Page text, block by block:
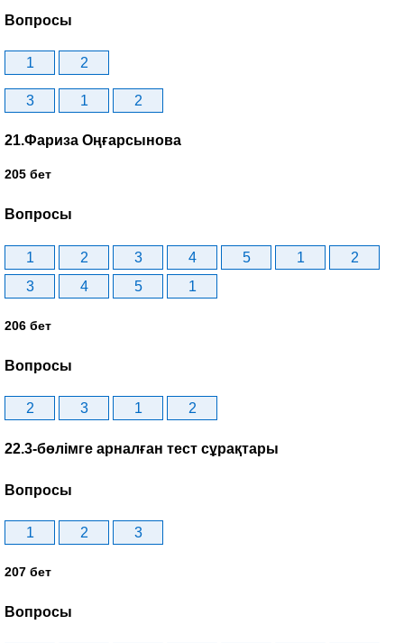
Вопросы
1 2
3 1 2
21.Фариза Оңғарсынова
205 бет
Вопросы
1 2 3 4 5 1
2
3
4 5 1
206 бет
Вопросы
2 3 1 2
22.3-бөлімге арналған тест сұрақтары
Вопросы
1 2 3
207 бет
Вопросы